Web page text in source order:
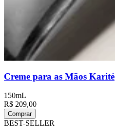
Creme para as Mãos Karité
150mL
R$ 209,00
Comprar
BEST-SELLER